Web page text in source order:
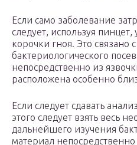
Если само заболевание
следует, используя
корочки гноя. Это связано
бактериологического
непосредственно из
расположена особенно
Если следует сдавать
этого следует взять весь
дальнейшего изучения
материал